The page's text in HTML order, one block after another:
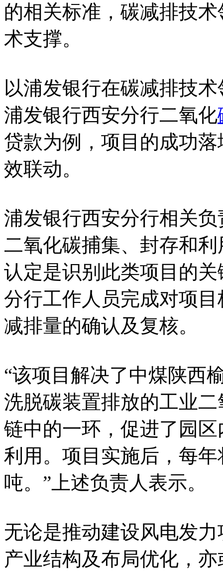
的相关标准，碳减排技
术支撑。
以浦发银行在碳减排技
浦发银行西安分行二氧化
贷款为例，项目的成功
效联动。
浦发银行西安分行相关
二氧化碳捕集、封存和
认定是识别此类项目的
分行工作人员完成对项
减排量的确认及复核。
“该项目解决了中煤陕西
洗脱碳装置排放的工业
链中的一环，促进了园
利用。项目实施后，每
吨。”上述负责人表示。
无论是推动建设风电发
产业结构及布局优化，